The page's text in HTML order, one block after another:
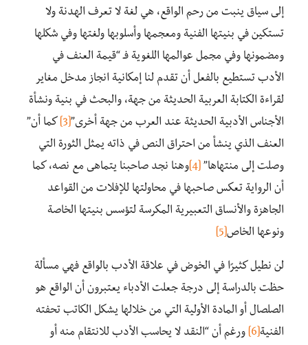
إلى سياق ينبت من رحم الواقع، هي لغة لا تعرف الهدنة ولا
تستكين في بنيتها الفنية ومعجمها وأسلوبها ولغتها وفي شكلها
ومضمونها وفي مجمل عوالمها اللغوية فـ “قيمة العنف في
الأدب تستطيع بالفعل أن تقدم لنا إمكانية انجاز مدخل مغاير
لقراءة الكتابة العربية الحديثة من جهة، والبحث في بنية ونشأة
الأجناس الأدبية الحديثة عند العرب من جهة أخرى”[3]
كما أن”
العنف الذي ينشأ من احتراق النص في ذاته يمثل الثورة التي
وصلت إلى منتهاها” [4]
وهنا نجد صاحبنا يتماهى مع نصه، كما
أن الرواية تعكس صاحبها في محاولتها للإفلات من القواعد
الجاهزة والأنساق التعبيرية المكرسة لتؤسس بنيتها الخاصة
ونوعها الخاص[5]
لن نطيل كثيرًا في الخوض في علاقة الأدب بالواقع فهي مسألة
حظت بالدراسة إلى درجة جعلت الأدباء يعتبرون أن الواقع هو
الصلصال أو المادة الأولية التي من خلالها يشكل الكاتب تحفته
الفنية[6]
ورغم أن “النقد لا يحاسب الأدب للانتقام منه أو